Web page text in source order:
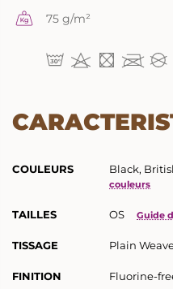
MARQUAGE TEXTILE
CHAPELLERIE
GRAVURE LASER
BRODERIE
75 g/m²
COULEURS Black,
couleurs
TAILLES OS Guide
TISSAGE Plain
FINITION Fluorine-